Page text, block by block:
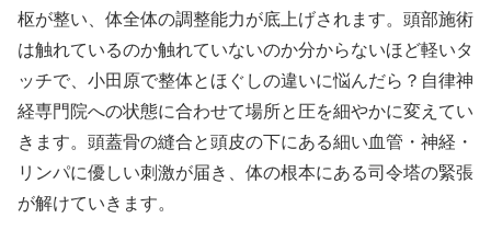
枢が整い、体全体の調整能力が底上げされます。頭部施術
は触れているのか触れていないのか分からないほど軽いタ
ッチで、小田原で整体とほぐしの違いに悩んだら？自律神
経専門院への状態に合わせて場所と圧を細やかに変えてい
きます。頭蓋骨の縫合と頭皮の下にある細い血管・神経・
リンパに優しい刺激が届き、体の根本にある司令塔の緊張
が解けていきます。